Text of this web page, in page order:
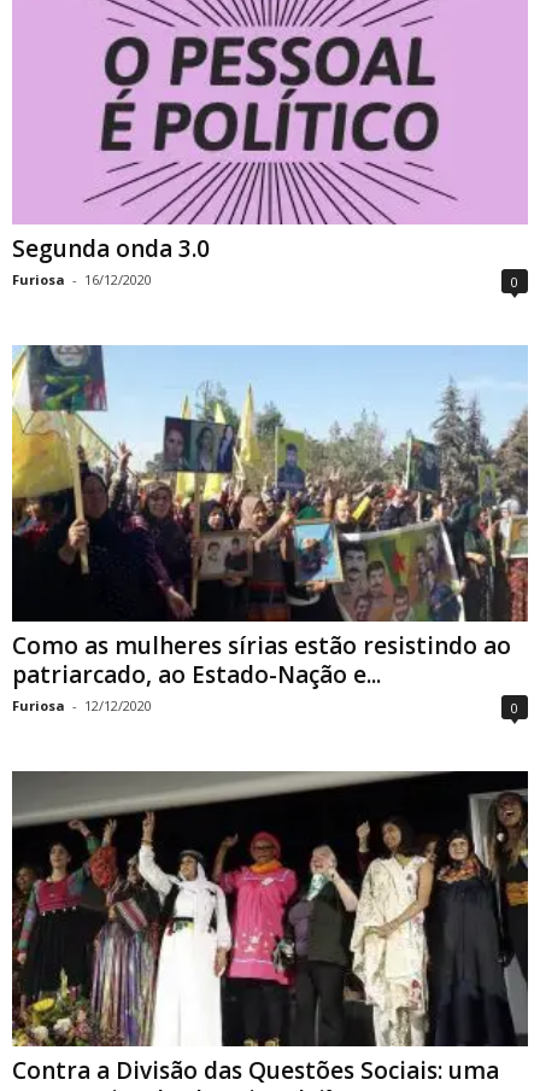
Segunda onda 3.0
Furiosa - 16/12/2020 0
Como as mulheres sírias estão resistindo ao
patriarcado, ao Estado-Nação e...
Furiosa - 12/12/2020 0
Contra a Divisão das Questões Sociais: uma